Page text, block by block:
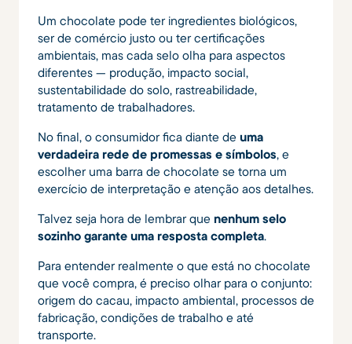
Um chocolate pode ter ingredientes biológicos,
ser de comércio justo ou ter certificações
ambientais, mas cada selo olha para aspectos
diferentes — produção, impacto social,
sustentabilidade do solo, rastreabilidade,
tratamento de trabalhadores.
No final, o consumidor fica diante de uma
verdadeira rede de promessas e símbolos, e
escolher uma barra de chocolate se torna um
exercício de interpretação e atenção aos detalhes.
Talvez seja hora de lembrar que nenhum selo
sozinho garante uma resposta completa.
Para entender realmente o que está no chocolate
que você compra, é preciso olhar para o conjunto:
origem do cacau, impacto ambiental, processos de
fabricação, condições de trabalho e até
transporte.